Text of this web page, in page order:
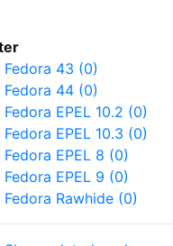
Fedora 43 (0)
Fedora 44 (0)
Fedora EPEL 10.2 (0)
Fedora EPEL 10.3 (0)
Fedora EPEL 8 (0)
Fedora EPEL 9 (0)
Fedora Rawhide (0)